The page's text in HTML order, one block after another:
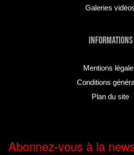
Galeries
INFORMATIONS
Mentions
Conditions
Plan du site
Abonnez-vous à la